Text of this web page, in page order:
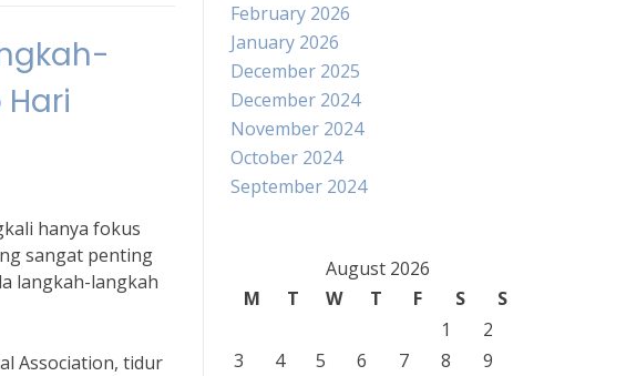
hanya fokus
sangat penting
langkah-langkah
Association, tidur
February 2026
January 2026
December 2025
December 2024
November 2024
October 2024
September 2024
August 2026
M
T W T F S
S
1
2
3
4 5 6 7 8
9